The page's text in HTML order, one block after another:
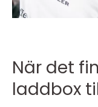
När det
laddbox